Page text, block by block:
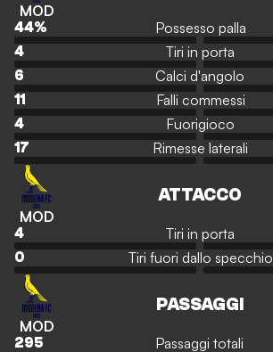
MOD
44% Possesso palla
4
Tiri in porta
6
Calci d'angolo
11
Falli commessi
4
Fuorigioco
17
Rimesse laterali
MOD
ATTACCO
4 Tiri in porta
0
Tiri fuori dallo specchio
MOD
PASSAGGI
295 Passaggi totali